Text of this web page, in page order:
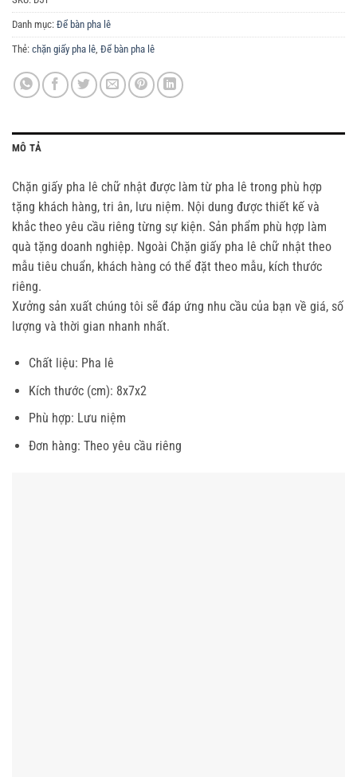
Danh mục: Để bàn pha lê
Thẻ: chặn giấy pha lê, Để bàn pha lê
MÔ TẢ
Chặn giấy pha lê chữ nhật được làm từ pha lê trong phù hợp
tặng khách hàng, tri ân, lưu niệm. Nội dung được thiết kế và
khắc theo yêu cầu riêng từng sự kiện. Sản phẩm phù hợp làm
quà tặng doanh nghiệp. Ngoài Chặn giấy pha lê chữ nhật theo
mẫu tiêu chuẩn, khách hàng có thể đặt theo mẫu, kích thước
riêng.
Xưởng sản xuất chúng tôi sẽ đáp ứng nhu cầu của bạn về giá, số
lượng và thời gian nhanh nhất.
Chất liệu: Pha lê
Kích thước (cm): 8x7x2
Phù hợp: Lưu niệm
Đơn hàng: Theo yêu cầu riêng